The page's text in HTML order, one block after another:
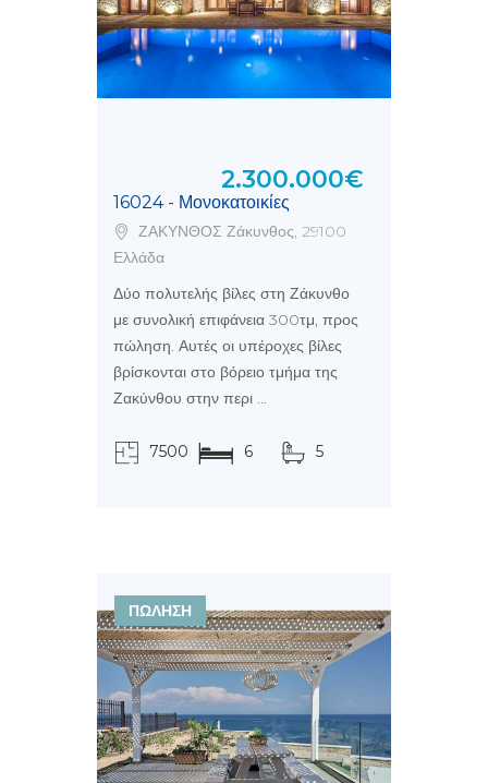
16024 - Μονοκατοικίες
2.300.000€
ΖΑΚΥΝΘΟΣ Ζάκυνθος, 29100
Ελλάδα
Δύο πολυτελής βίλες στη Ζάκυνθο
με συνολική επιφάνεια 300τμ, προς
πώληση. Αυτές οι υπέροχες βίλες
βρίσκονται στο βόρειο τμήμα της
Ζακύνθου στην περι ...
7500 6 5
ΠΩΛΗΣΗ